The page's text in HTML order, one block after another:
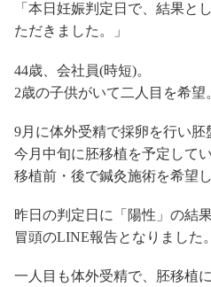
「本日妊娠判定日で、結果と
ただきました。」
44歳、会社員(時短)。
2歳の子供がいて二人目を希望
9月に体外受精で採卵を行い胚
今月中旬に胚移植を予定して
移植前・後で鍼灸施術を希望
昨日の判定日に「陽性」の結
冒頭のLINE報告となりました。
一人目も体外受精で、胚移植